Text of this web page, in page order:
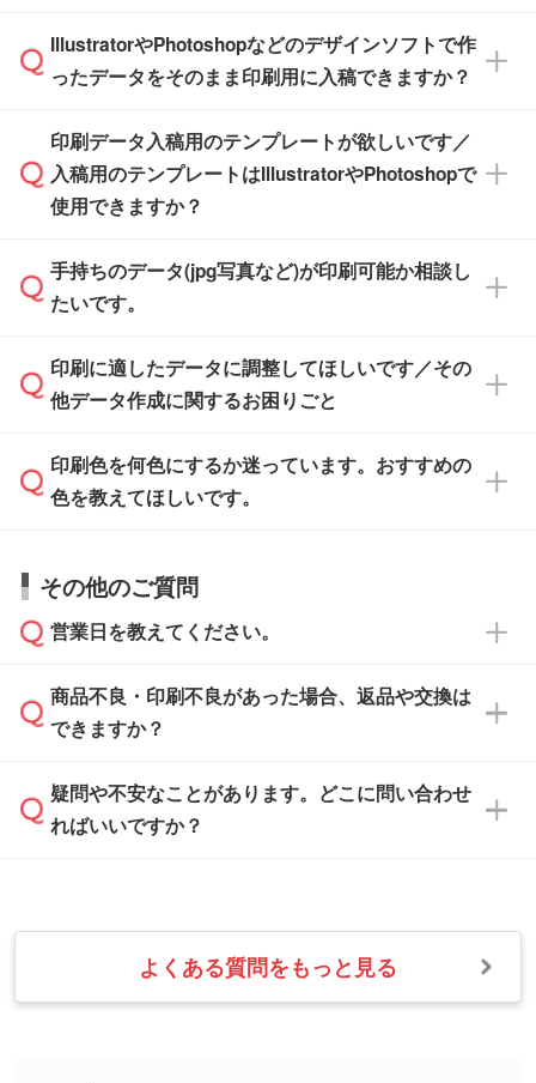
品が決まりましたらお早めのご発注をお願いい
たします。
※土日祝日を除く営業日換算です。
※沖縄・離島は追加日数がかかります。
※化粧箱から白箱への入れ替えや、オリジナル
箱の作成は原則承っておりません。
無料の「デザインシミュレーター」を使えば、
PCやスマホから簡単にデザインを作成できま
ザインソフトがなくても安心です。
また、「データ作成サービス
せいただければ、弊社にて無料でデザインデー
タを1点作成いたします。
IllustratorやPhotoshopなどのデザインソフトで作
ったデータをそのまま印刷用に入稿できますか？
IllustratorやPhotoshop、CLIP STUDIOなどのデ
ザインソフトでこだわりのデザインを作成した
い方は、完全データ入稿
積・ご注文フォームにアップロードしてご入稿
ください。
ご入稿後は経験豊富なスタッフがデータに不備
がないかチェックし、お客様と確認してから印
刷に進みますので、ご安心ください。
印刷データ入稿用のテンプレートが欲しいです／
入稿用のテンプレートはIllustratorやPhotoshopで
使用できますか？
一部商品は入稿用テンプレートのご用意があり
ます。各商品ページの『印刷方法・テンプレー
入稿用のテンプレートはPDF形式ですが、
IllustratorやPhotoshopで開いてご利用いただけ
方」をご確認ください。
手持ちのデータ(jpg写真など)が印刷可能か相談し
たいです。
印刷に適したデータ・解像度かどうか、担当ス
タッフが事前に確認いたします。
ムへ添付いただくか、担当スタッフ宛にメール
でお送りください。
い合わせください。
なお、印刷用データの作り方に関する詳細は、
印刷に適したデータに調整してほしいです／その
他データ作成に関するお困りごと
データ作成でお困りの際には、担当スタッフが
サポートいたしますのでお気軽にご相談くださ
から添付してお送りください。
しい
解像度の低い画像や、手書きのイラスト、写真
などを、印刷に適したベクターデータに変換し
・フルカラーデータを1色に変換してほしい
・1色印刷でグラデーションや濃淡を表現した
い
印刷色を何色にするか迷っています。おすすめの
色を教えてほしいです。
お見積・ご注文・
相談いただきますと、担当スタッフがお客様の
ご希望や商品の本体色を確認し、印刷色をご提
本体色がブラック、ネイビーなど濃色の場合は
白色か淡い色の印刷色をおすすめしておりま
本体色がナチュラルなど淡色の場合、印刷をく
っきりと目立たせたいときは濃い印刷色が、柔
らかい雰囲気にしたいときは淡い印刷色が映え
また、お選びいただいた印刷色が本体色に合わ
ない場合や仕上がりに影響しそうな場合は、ス
タッフから別の色をご案内することもございま
その他のご質問
営業日を教えてください。
営業日は平日の10:00～18:00で、土日祝日はお
休みとなります。注文・見積・お問い合わせ
速やかに対応いたします。
商品不良・印刷不良があった場合、返品や交換は
できますか？
お手数をお掛けいたしますが、至急担当スタッ
フまでご連絡ください。商品の状況を確認し、
・お届け時に商品が損傷・故障している場合
・ご注文と異なる商品が届いた場合
・印刷不良があった場合
疑問や不安なことがあります。どこに問い合わせ
ればいいですか？
業日以内に担当スタッフよりメールにてご連絡
いたします。
お急ぎの場合はお電話でのご質問も受け付けて
よくある質問をもっと見る